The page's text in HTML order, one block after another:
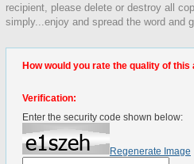
recipient, please delete or destroy all
simply...enjoy and spread the word and
How would you rate the quality of this
Verification:
Enter the security code shown below:
Regenerate Image